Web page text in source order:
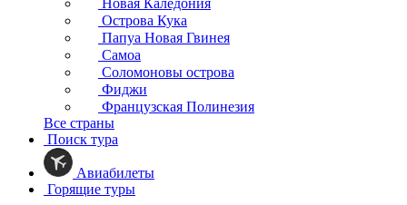
Новая Каледония
Острова Кука
Папуа Новая Гвинея
Самоа
Соломоновы острова
Фиджи
Французская Полинезия
Все страны
Поиск тура
Авиабилеты
Горящие туры